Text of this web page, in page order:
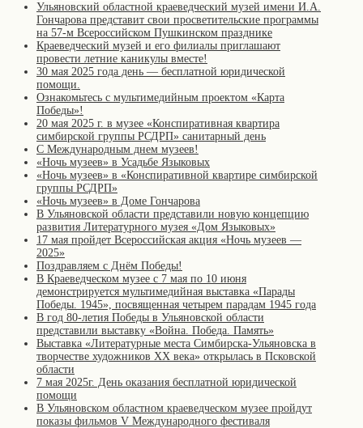
Ульяновский областной краеведческий музей имени И.А.
Гончарова представит свои просветительские программы
на 57-м Всероссийском Пушкинском празднике
Краеведческий музей и его филиалы приглашают
провести летние каникулы вместе!
30 мая 2025 года день — бесплатной юридической
помощи.
Ознакомьтесь с мультимедийным проектом «Карта
Победы»!
20 мая 2025 г. в музее «Конспиративная квартира
симбирской группы РСДРП» санитарный день
С Международным днем музеев!
«Ночь музеев» в Усадьбе Языковых
«Ночь музеев» в «Конспиративной квартире симбирской
группы РСДРП»
«Ночь музеев» в Доме Гончарова
В Ульяновской области представили новую концепцию
развития Литературного музея «Дом Языковых»
17 мая пройдет Всероссийская акция «Ночь музеев —
2025»
Поздравляем с Днём Победы!
В Краеведческом музее с 7 мая по 10 июня
демонстрируется мультимедийная выставка «Парады
Победы. 1945», посвященная четырем парадам 1945 года
В год 80-летия Победы в Ульяновской области
представили выставку «Война. Победа. Память»
Выставка «Литературные места Симбирска-Ульяновска в
творчестве художников XX века» открылась в Псковской
области
7 мая 2025г. День оказания бесплатной юридической
помощи
В Ульяновском областном краеведческом музее пройдут
показы фильмов V Международного фестиваля